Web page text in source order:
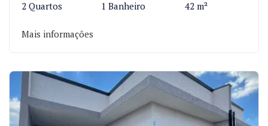
2 Quartos 1 Banheiro 42 m²
Mais informações